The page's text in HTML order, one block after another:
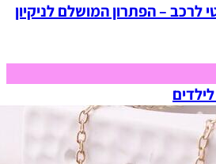
לרכב – הפתרון המושלם לניקיון